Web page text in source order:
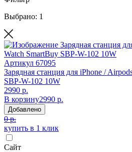
Выбрано: 1
Артикул 67095
Зарядная станция для iPhone /
SBP-W-102 10W
2990 р.
В корзину2990 р.
Добавлено
0 р.
купить в 1 клик
Сайт